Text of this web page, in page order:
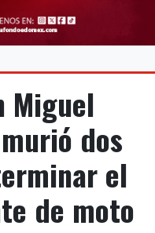
Miguel
dos
el
de moto